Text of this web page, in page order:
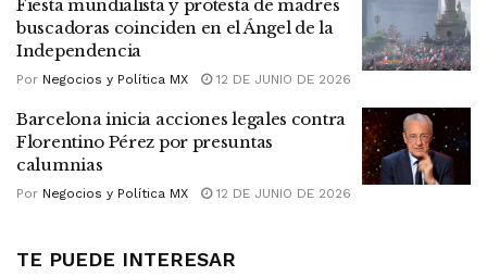
Fiesta mundialista y protesta de madres
buscadoras coinciden en el Ángel de la
Independencia
Por Negocios y Política MX 12 DE JUNIO DE 2026
Barcelona inicia acciones legales contra
Florentino Pérez por presuntas
calumnias
Por Negocios y Política MX 12 DE JUNIO DE 2026
TE PUEDE INTERESAR